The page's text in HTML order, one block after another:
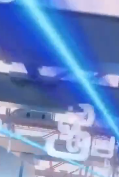
عن إيران رغم رغبتها
عراقيا، أعادت خطوة الصدر
برفض فصائل نافذة، ما
دونالد ترمب إيران الولايات المتحدة